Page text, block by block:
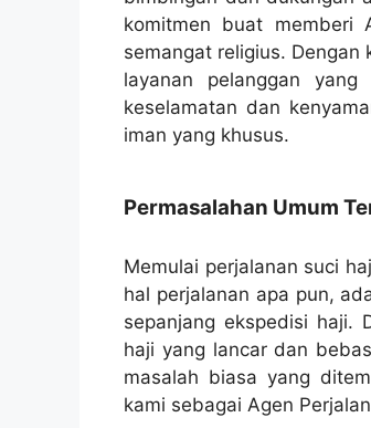
komitmen buat memberi
semangat religius.
layanan pelanggan
keselamatan dan
iman yang khusus.
Permasalahan Umum
Memulai perjalanan suci
hal perjalanan apa pun,
sepanjang ekspedisi haji.
haji yang lancar dan
masalah biasa yang
kami sebagai Agen